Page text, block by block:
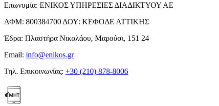
Επωνυμία: ΕΝΙΚΟΣ ΥΠΗΡΕΣΙΕΣ ΔΙΑΔΙΚΤΥΟΥ ΑΕ
ΑΦΜ: 800384700 ΔΟΥ: ΚΕΦΟΔΕ ΑΤΤΙΚΗΣ
Έδρα: Πλαστήρα Νικολάου, Μαρούσι, 151 24
Email: info@enikos.gr
Τηλ. Επικοινωνίας: +30 (210) 878-8006